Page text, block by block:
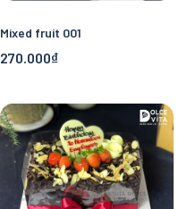
Mixed fruit 001
270.000₫